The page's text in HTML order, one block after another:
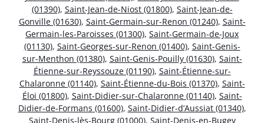
(01390), Saint-Jean-de-Niost (01800), Saint-Jean-de-
Gonville (01630), Saint-Germain-sur-Renon (01240), Saint-
Germain-les-Paroisses (01300), Saint-Germain-de-Joux
(01130), Saint-Georges-sur-Renon (01400), Saint-Genis-
sur-Menthon (01380), Saint-Genis-Pouilly (01630), Saint-
Étienne-sur-Reyssouze (01190), Saint-Étienne-sur-
Chalaronne (01140), Saint-Étienne-du-Bois (01370), Saint-
Éloi (01800), Saint-Didier-sur-Chalaronne (01140), Saint-
Didier-de-Formans (01600), Saint-Didier-d’Aussiat (01340),
Saint-Denis-lès-Bourg (01000), Saint-Denis-en-Bugey